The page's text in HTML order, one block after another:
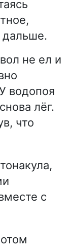
не ел и
водопоя
лёг.
что
с